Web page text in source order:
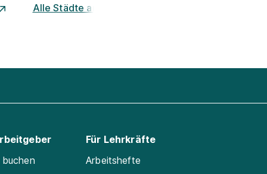
Alle Städte ansehen
Für Lehrkräfte
Arbeitshefte